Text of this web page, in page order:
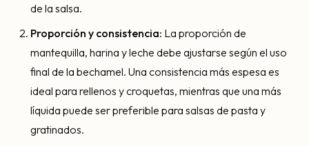
de la salsa.
Proporción y consistencia: La proporción de
mantequilla, harina y leche debe ajustarse según el uso
final de la bechamel. Una consistencia más espesa es
ideal para rellenos y croquetas, mientras que una más
líquida puede ser preferible para salsas de pasta y
gratinados.